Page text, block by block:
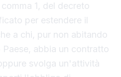
1, del decreto
per estendere il
a chi, pur non abitando
abbia un contratto
svolga un'attività